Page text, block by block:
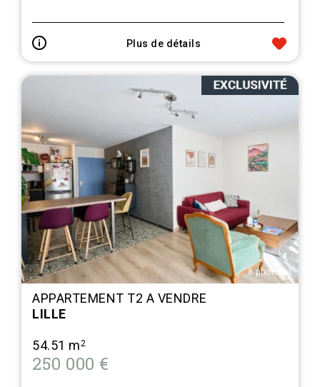
Plus de détails
8 photo(s)
APPARTEMENT T2 A VENDRE
LILLE
54.51 m2
250 000 €